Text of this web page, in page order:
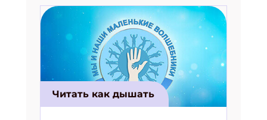
Читать как дышать
Подпишись на рассылку